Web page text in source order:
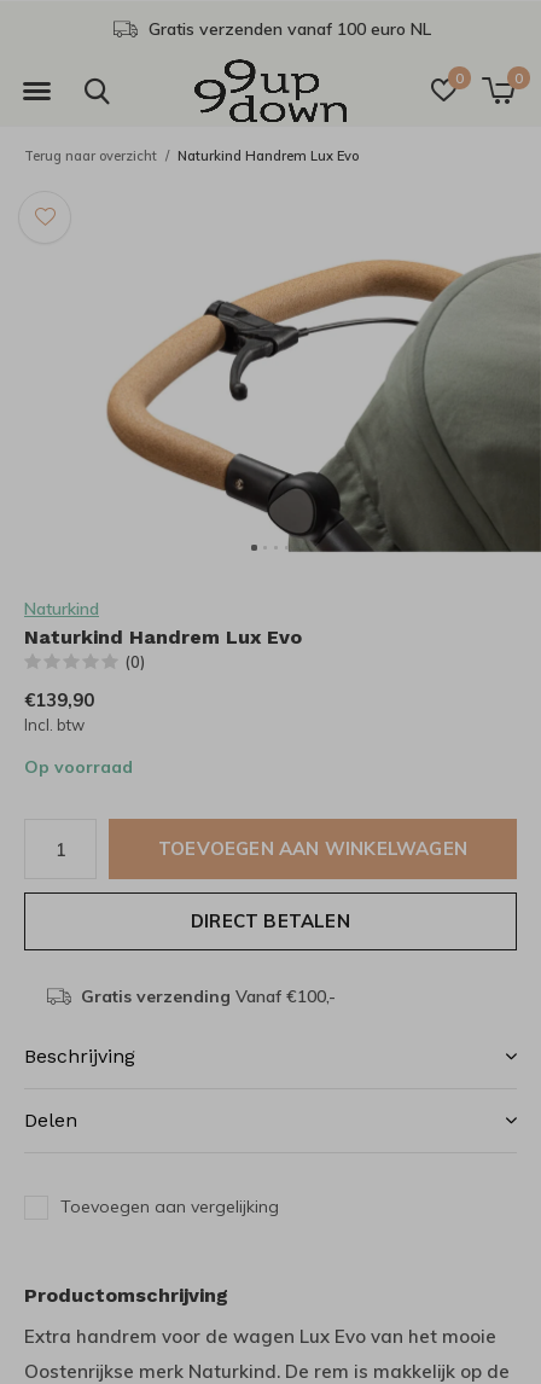
0 0
Gratis verzenden vanaf 100 euro NL
Terug naar overzicht Naturkind Handrem Lux Evo
Naturkind
Naturkind Handrem Lux Evo
(0)
€139,90
Incl. btw
Op voorraad
TOEVOEGEN AAN WINKELWAGEN
DIRECT BETALEN
Gratis verzending Vanaf €100,-
Beschrijving
Delen
Toevoegen aan vergelijking
Productomschrijving
Extra handrem voor de wagen Lux Evo van het mooie
Oostenrijkse merk Naturkind. De rem is makkelijk op de